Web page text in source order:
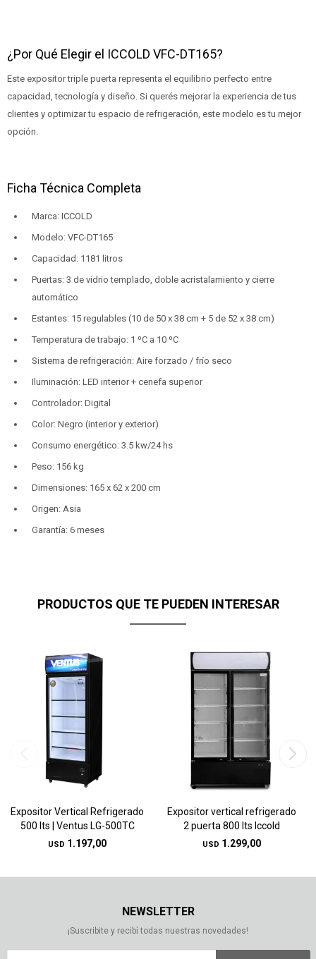
¿Por Qué Elegir el ICCOLD VFC-DT165?
Este expositor triple puerta representa el equilibrio perfecto entre
capacidad, tecnología y diseño. Si querés mejorar la experiencia de tus
clientes y optimizar tu espacio de refrigeración, este modelo es tu mejor
opción.
Ficha Técnica Completa
Marca: ICCOLD
Modelo: VFC-DT165
Capacidad: 1181 litros
Puertas: 3 de vidrio templado, doble acristalamiento y cierre
automático
Estantes: 15 regulables (10 de 50 x 38 cm + 5 de 52 x 38 cm)
Temperatura de trabajo: 1 ºC a 10 ºC
Sistema de refrigeración: Aire forzado / frío seco
Iluminación: LED interior + cenefa superior
Controlador: Digital
Color: Negro (interior y exterior)
Consumo energético: 3.5 kw/24 hs
Peso: 156 kg
Dimensiones: 165 x 62 x 200 cm
Origen: Asia
Garantía: 6 meses
PRODUCTOS QUE TE PUEDEN INTERESAR
Expositor Vertical Refrigerado
500 lts | Ventus LG-500TC
USD 1.197,00
Expositor vertical refrigerado
2 puerta 800 lts Iccold
USD 1.299,00
NEWSLETTER
¡Suscribite y recibí todas nuestras novedades!